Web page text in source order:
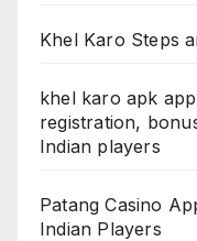
Khel Karo Steps
khel karo apk
registration,
Indian players
Patang Casino
Indian Players